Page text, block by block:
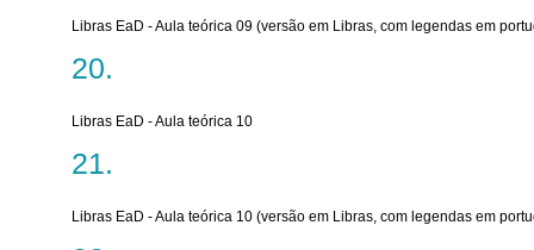
Libras EaD - Aula teórica 09 (versão em Libras, com legendas em
Libras EaD - Aula teórica 10
Libras EaD - Aula teórica 10 (versão em Libras, com legendas em